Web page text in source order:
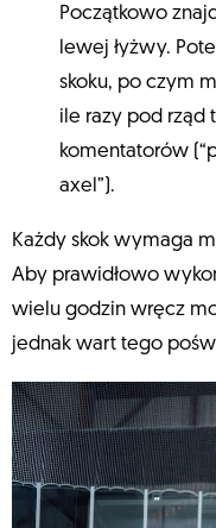
Początkowo
lewej łyżwy.
skoku, po czym
ile razy pod rząd
komentatorów
axel”).
Każdy skok wymaga
Aby prawidłowo
wielu godzin wręcz
jednak wart tego